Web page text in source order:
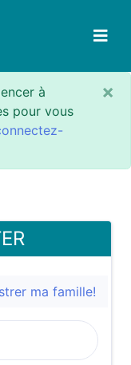
à
pour vous
×
ma famille!